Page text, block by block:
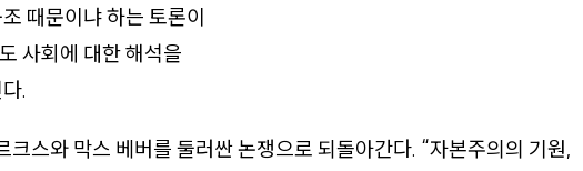
때문이냐 하는 토론이
사회에 대한 해석을
.
크스와 막스 베버를 둘러싼 논쟁으로 되돌아간다. “자본주의의 기원,